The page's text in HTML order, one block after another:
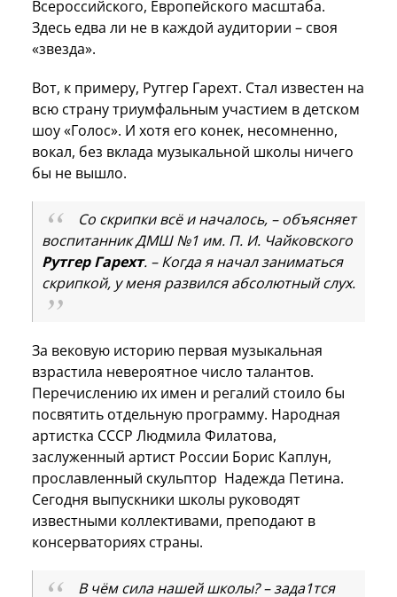
Всероссийского, Европейского масштаба.
Здесь едва ли не в каждой аудитории – своя
«звезда».
Вот, к примеру, Рутгер Гарехт. Стал известен на
всю страну триумфальным участием в детском
шоу «Голос». И хотя его конек, несомненно,
вокал, без вклада музыкальной школы ничего
бы не вышло.
Со скрипки всё и началось, – объясняет
воспитанник ДМШ №1 им. П. И. Чайковского
Рутгер Гарехт. – Когда я начал заниматься
скрипкой, у меня развился абсолютный слух.
За вековую историю первая музыкальная
взрастила невероятное число талантов.
Перечислению их имен и регалий стоило бы
посвятить отдельную программу. Народная
артистка СССР Людмила Филатова,
заслуженный артист России Борис Каплун,
прославленный скульптор Надежда Петина.
Сегодня выпускники школы руководят
известными коллективами, преподают в
консерваториях страны.
В чём сила нашей школы? – зада1тся